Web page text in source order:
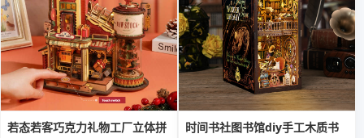
若态若客巧克力礼物工厂立体拼
时间书社图书馆diy手工木质书